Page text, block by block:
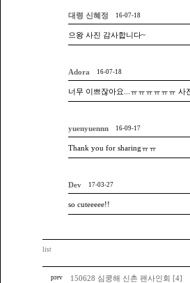
대령 신혜정 16-07-18
으왕 사진 감사합니다~
Adora 16-07-18
너무 이쁘잖아요...ㅠㅠㅠㅠㅠㅠ 사
yuenyuennn 16-09-17
Thank you for sharingㅠㅠ
Dev 17-03-27
so cuteeeee!!
list
prev 150628 심쿵해 신촌 팬사인회 [4]